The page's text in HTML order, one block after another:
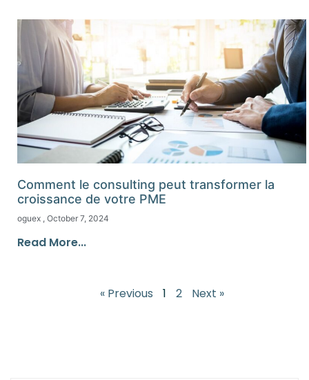
Comment le consulting peut transformer la
croissance de votre PME
oguex October 7, 2024
Read More...
« Previous 1 2 Next »